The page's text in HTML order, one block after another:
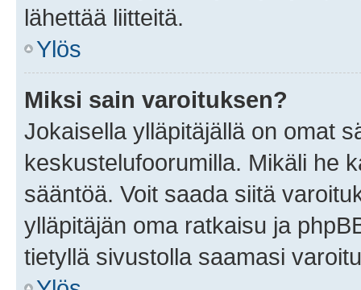
lähettää liitteitä.
Ylös
Miksi sain varoituksen?
Jokaisella ylläpitäjällä on omat
keskustelufoorumilla. Mikäli he
sääntöä. Voit saada siitä
ylläpitäjän oma ratkaisu ja
tietyllä sivustolla saamasi